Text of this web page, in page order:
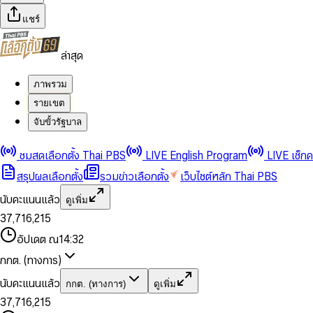
แชร์
ล่าสุด
ภาพรวม
รายเขต
จับขั้วรัฐบาล
ชมสดเลือกตั้ง Thai PBS LIVE English Program
LIVE เช็ก
สรุปผลเลือกตั้ง
รวมข่าวเลือกตั้ง
เว็บไซต์หลัก Thai PBS
นับคะแนนแล้ว
ดูเพิ่ม
0
1
2
3
4
5
6
8
9
2
3
4
5
6
7
8
9
,
0
2
4
6
7
8
9
0
1
2
3
4
5
6
7
8
1
3
5
6
7
8
9
,
1
2
4
5
7
8
9
0
1
3
4
6
7
8
0
2
3
4
5
7
8
อัปเดต ณ14:32
กกต. (ทางการ)
นับคะแนนแล้ว
กกต. (ทางการ) ดูเพิ่ม
0
1
2
3
0
1
2
4
5
6
7,
0
1
2
4
6
7
0
1
0
1
3
5
6,
1
2
0
1
0
2
3
4
5